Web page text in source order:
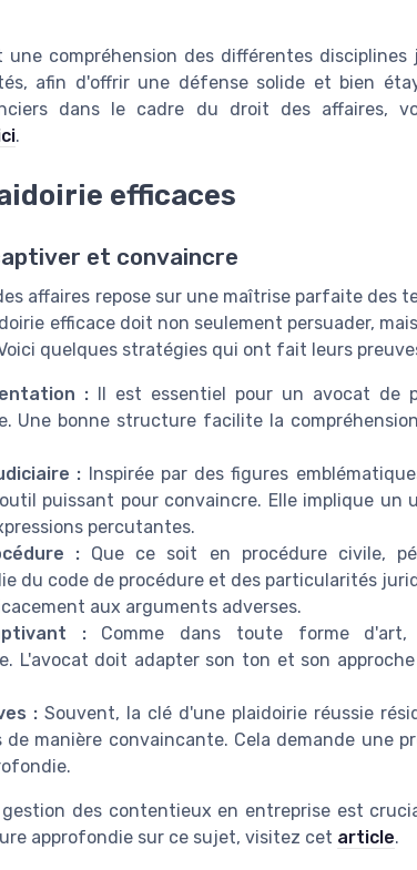
compréhension des différentes
afin d'offrir une défense solide et bien
dans le cadre du droit des affaires,
.
efficaces
et convaincre
affaires repose sur une maîtrise parfaite des
efficace doit non seulement persuader,
quelques stratégies qui ont fait leurs
: Il est essentiel pour un avocat de
Une bonne structure facilite la
: Inspirée par des figures
puissant pour convaincre. Elle implique un
percutantes.
:Que ce soit en procédure civile,
du code de procédure et des particularités
aux arguments adverses.
:Comme dans toute forme d'art,
L'avocat doit adapter son ton et son
: Souvent, la clé d'une plaidoirie réussie
manière convaincante. Cela demande une
des contentieux en entreprise est
approfondie sur ce sujet, visitez cet article.